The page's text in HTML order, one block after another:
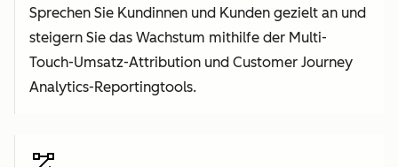
Sprechen Sie Kundinnen und Kunden gezielt an und
steigern Sie das Wachstum mithilfe der Multi-
Touch-Umsatz-Attribution und Customer Journey
Analytics-Reportingtools.